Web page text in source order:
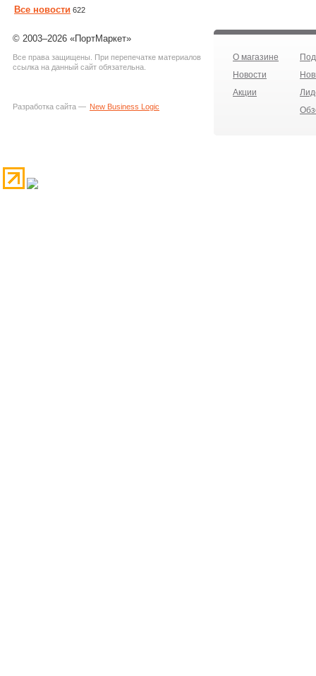
Все новости 622
© 2003–2026 «ПортМаркет»
Все права защищены. При перепечатке материалов
ссылка на данный сайт обязательна.
Разработка сайта — New Business Logic
О магазине
Новости
Акции